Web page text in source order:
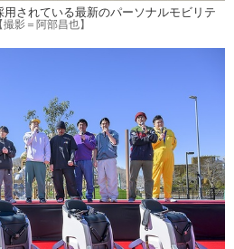
用されている最新のパーソナルモビリテ
【撮影＝阿部昌也】